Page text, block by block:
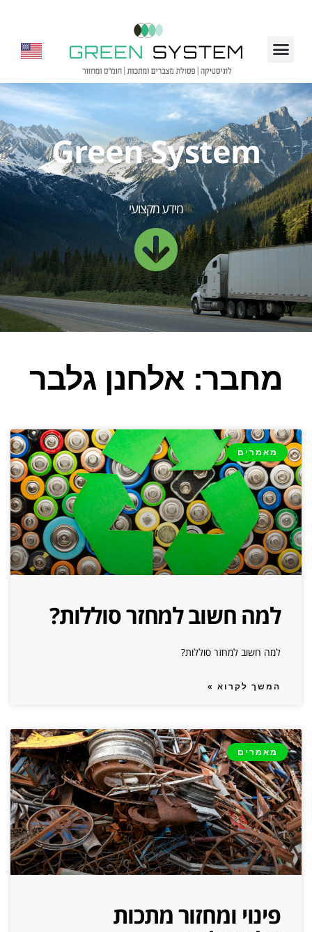
Green System
מידע מקצועי
מחבר: אלחנן גלבר
מאמרים
למה חשוב למחזר סוללות?
למה חשוב למחזר סוללות?
המשך לקרוא »
מאמרים
פינוי ומחזור מתכות